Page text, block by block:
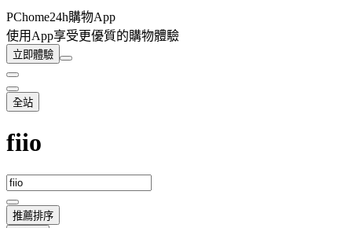
PChome24h購物App
使用App享受更優質的購物體驗
立即體驗
全站
fiio
推薦排序